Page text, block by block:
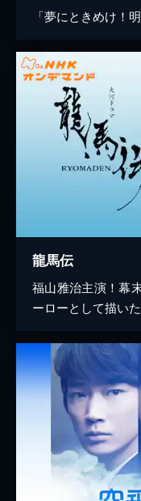
「夢にときめけ！
龍馬伝
福山雅治主演！幕
ーローとして描い